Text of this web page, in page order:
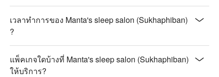
เวลาทำการของ Manta's sleep salon (Sukhaphiban)
?
แพ็คเกจใดบ้างที่ Manta's sleep salon (Sukhaphiban)
ให้บริการ?